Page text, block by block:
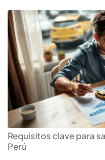
Requisitos clave para
Perú